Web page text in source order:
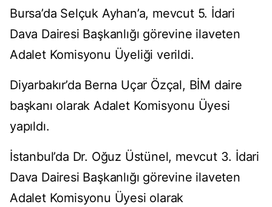
Bursa’da Selçuk Ayhan’a, mevcut 5. İdari
Dava Dairesi Başkanlığı görevine ilaveten
Adalet Komisyonu Üyeliği verildi.
Diyarbakır’da Berna Uçar Özçal, BİM daire
başkanı olarak Adalet Komisyonu Üyesi
yapıldı.
İstanbul’da Dr. Oğuz Üstünel, mevcut 3. İdari
Dava Dairesi Başkanlığı görevine ilaveten
Adalet Komisyonu Üyesi olarak